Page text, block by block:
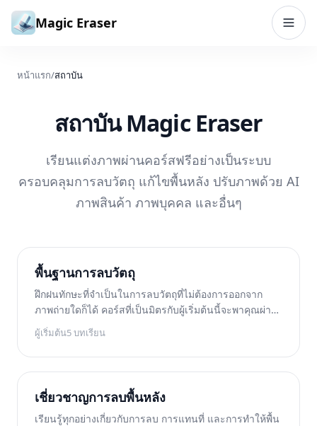
ข้ามไปยังเนื้อหา
Magic Eraser
หน้าแรก/สถาบัน
สถาบัน Magic Eraser
เรียนแต่งภาพผ่านคอร์สฟรีอย่างเป็นระบบ
ครอบคลุมการลบวัตถุ แก้ไขพื้นหลัง ปรับภาพด้วย AI
ภาพสินค้า ภาพบุคคล และอื่นๆ
พื้นฐานการลบวัตถุ
ฝึกฝนทักษะที่จำเป็นในการลบวัตถุที่ไม่ต้องการออกจาก
ภาพถ่ายใดก็ได้ คอร์สที่เป็นมิตรกับผู้เริ่มต้นนี้จะพาคุณผ่าน
เครื่องมือเลือกวัตถุด้วย AI การจัดการฉากที่ซับซ้อน และ
เวิร์กโฟลว์แบบกลุ่ม เพื่อให้คุณทำความสะอาดภาพได้อย่าง
มั่นใจ
ผู้เริ่มต้น5บทเรียน
เชี่ยวชาญการลบพื้นหลัง
เรียนรู้ทุกอย่างเกี่ยวกับการลบ การแทนที่ และการทำให้พื้น